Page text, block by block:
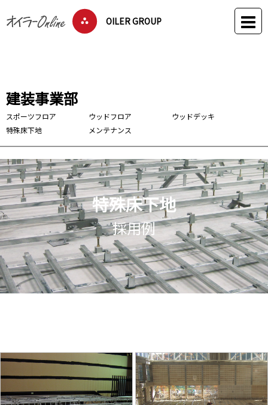
OILER GROUP
建装事業部
スポーツフロア ウッドフロア
ウッドデッキ
特殊床下地
メンテナンス
特殊床下地
採用例